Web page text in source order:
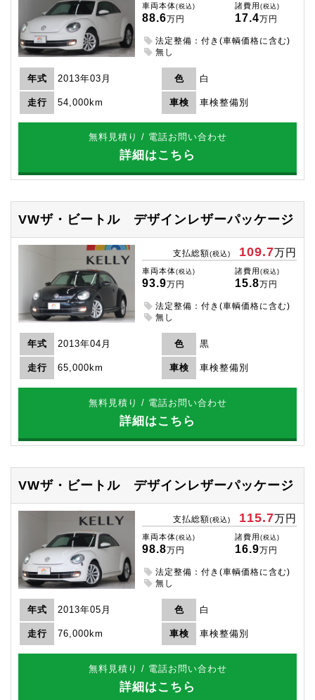
車両本体(税込)
88.6万円
諸費用(税込)
17.4万円
法定整備：付き(車輌価格に含む)
無し
年式 2013年03月 色 白
走行 54,000km 車検 車検整備別
無料見積り / 電話お問い合わせ
詳細はこちら
VWザ・ビートル デザインレザーパッケージ
支払総額(税込) 109.7万円
車両本体(税込)
93.9万円
諸費用(税込)
15.8万円
法定整備：付き(車輌価格に含む)
無し
年式 2013年04月 色 黒
走行 65,000km 車検 車検整備別
無料見積り / 電話お問い合わせ
詳細はこちら
VWザ・ビートル デザインレザーパッケージ
支払総額(税込) 115.7万円
車両本体(税込)
98.8万円
諸費用(税込)
16.9万円
法定整備：付き(車輌価格に含む)
無し
年式 2013年05月 色 白
走行 76,000km 車検 車検整備別
無料見積り / 電話お問い合わせ
詳細はこちら